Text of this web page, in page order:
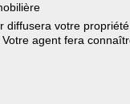
votre propriété
agent fera